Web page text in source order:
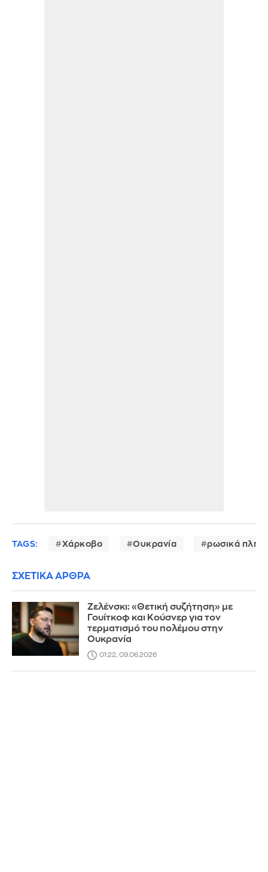
TAGS: Χάρκοβο Ουκρανία ρωσικά
ΣΧΕΤΙΚΑ ΑΡΘΡΑ
Ζελένσκι: «Θετική συζήτηση» με
Γουίτκοφ και Κούσνερ για τον
τερματισμό του πολέμου στην
Ουκρανία
01:22, 09.06.2026